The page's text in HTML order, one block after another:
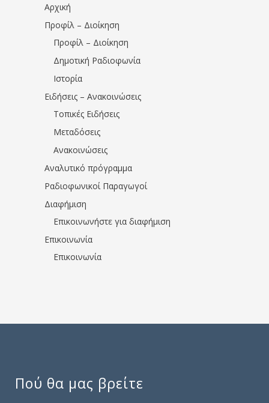
Αρχική
Προφίλ – Διοίκηση
Προφίλ – Διοίκηση
Δημοτική Ραδιοφωνία
Ιστορία
Ειδήσεις – Ανακοινώσεις
Τοπικές Ειδήσεις
Μεταδόσεις
Ανακοινώσεις
Αναλυτικό πρόγραμμα
Ραδιοφωνικοί Παραγωγοί
Διαφήμιση
Επικοινωνήστε για διαφήμιση
Επικοινωνία
Επικοινωνία
Πού θα μας βρείτε